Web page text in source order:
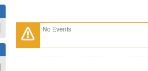
No Events